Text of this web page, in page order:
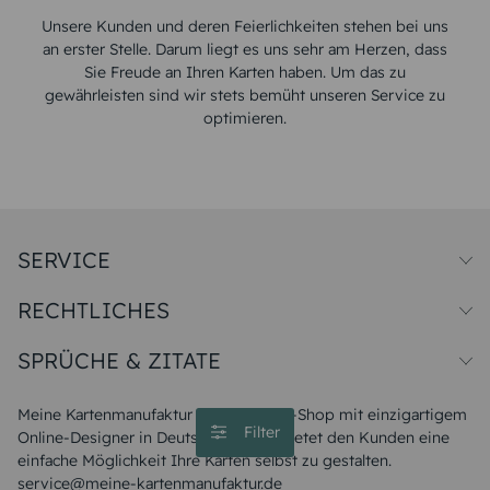
Filter
Unsere Kunden und deren Feierlichkeiten stehen bei uns
an erster Stelle. Darum liegt es uns sehr am Herzen, dass
Sie Freude an Ihren Karten haben. Um das zu
gewährleisten sind wir stets bemüht unseren Service zu
optimieren.
Meine Kartenmanufaktur ist ein Karten-Shop mit einzigartigem
Online-Designer in Deutschland und bietet den Kunden eine
einfache Möglichkeit Ihre Karten selbst zu gestalten.
service@meine-kartenmanufaktur.de
SERVICE
Papiersorten
Unsere Produktion
Magazin
FAQ
RECHTLICHES
Widerrufsbelehrung
SPRÜCHE & ZITATE
Liebeskummer Sprüche
Sommer Sprüche
Muttertagssprüche
Sprüche zur Hochzeit